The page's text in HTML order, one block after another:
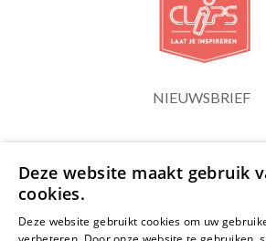
NIEUWSBRIEF
Deze website maakt gebruik
cookies.
Deze website gebruikt cookies om uw